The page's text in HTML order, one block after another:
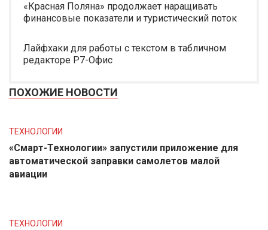
«Красная Поляна» продолжает наращивать
финансовые показатели и туристический поток
Лайфхаки для работы с текстом в табличном
редакторе Р7-Офис
ПОХОЖИЕ НОВОСТИ
ТЕХНОЛОГИИ
«Смарт-Технологии» запустили приложение для
автоматической заправки самолетов малой
авиации
ТЕХНОЛОГИИ